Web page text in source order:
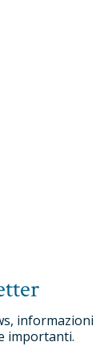
informazioni
importanti.